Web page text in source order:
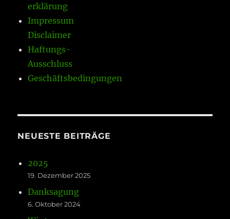
erklärung
Impressum
Disclaimer
Haftungs-
Ausschluss
Geschäftsbedingungen
NEUESTE BEITRÄGE
2025
19. Dezember 2025
Danksagung
6. Oktober 2024